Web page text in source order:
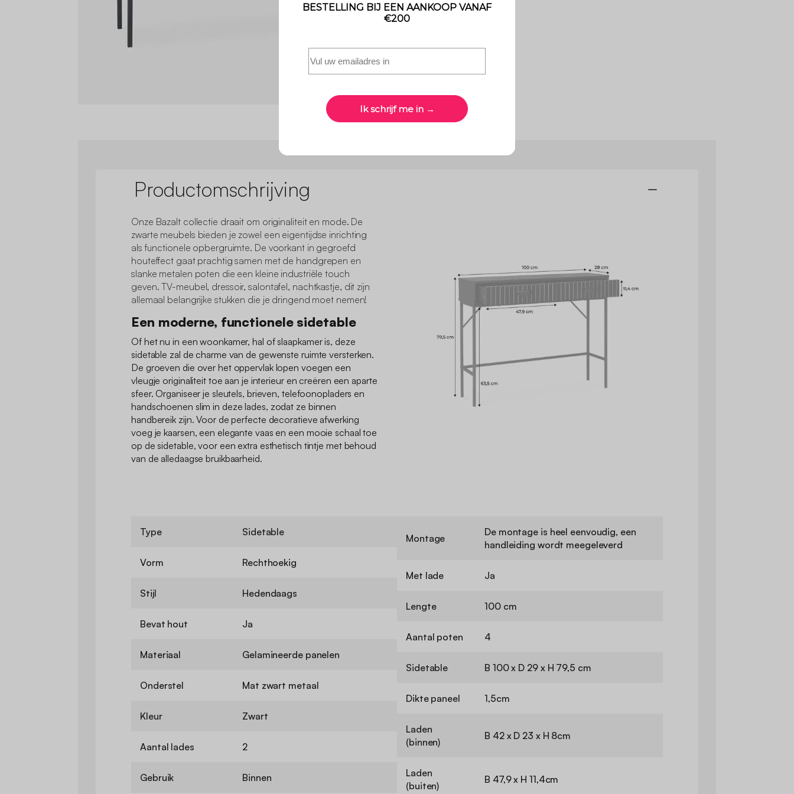
Productomschrijving
Onze Bazalt collectie draait om originaliteit en mode. De
zwarte meubels bieden je zowel een eigentijdse inrichting
als functionele opbergruimte. De voorkant in gegroefd
houteffect gaat prachtig samen met de handgrepen en
slanke metalen poten die een kleine industriële touch
geven. TV-meubel, dressoir, salontafel, nachtkastje, dit zijn
allemaal belangrijke stukken die je dringend moet nemen!
Een moderne, functionele sidetable
Of het nu in een woonkamer, hal of slaapkamer is, deze
sidetable zal de charme van de gewenste ruimte versterken.
De groeven die over het oppervlak lopen voegen een
vleugje originaliteit toe aan je interieur en creëren een aparte
sfeer. Organiseer je sleutels, brieven, telefoonopladers en
handschoenen slim in deze lades, zodat ze binnen
handbereik zijn. Voor de perfecte decoratieve afwerking
voeg je kaarsen, een elegante vaas en een mooie schaal toe
op de sidetable, voor een extra esthetisch tintje met behoud
van de alledaagse bruikbaarheid.
Type Sidetable
Vorm Rechthoekig
Stijl Hedendaags
Bevat hout Ja
Materiaal Gelamineerde panelen
Onderstel Mat zwart metaal
Kleur Zwart
Aantal lades 2
Gebruik Binnen
Montage
De montage is heel eenvoudig, een
handleiding wordt meegeleverd
Met lade Ja
Lengte 100 cm
Aantal poten 4
Sidetable B 100 x D 29 x H 79,5 cm
Dikte paneel 1,5cm
Laden
(binnen)
B 42 x D 23 x H 8cm
Laden
(buiten)
B 47,9 x H 11,4cm